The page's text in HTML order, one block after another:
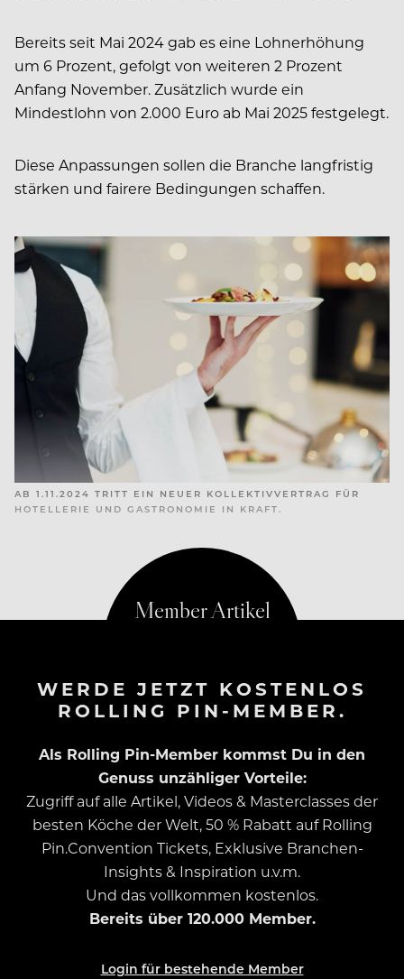
Bereits seit Mai 2024 gab es eine Lohnerhöhung
um 6 Prozent, gefolgt von weiteren 2 Prozent
Anfang November. Zusätzlich wurde ein
Mindestlohn von 2.000 Euro ab Mai 2025 festgelegt.
Diese Anpassungen sollen die Branche langfristig
stärken und fairere Bedingungen schaffen.
AB 1.11.2024 TRITT EIN NEUER KOLLEKTIVVERTRAG FÜR
HOTELLERIE UND GASTRONOMIE IN KRAFT.
WERDE JETZT KOSTENLOS
ROLLING PIN-MEMBER.
Als Rolling Pin-Member kommst Du in den
Genuss unzähliger Vorteile:
Zugriff auf alle Artikel, Videos & Masterclasses der
besten Köche der Welt, 50 % Rabatt auf Rolling
Pin.Convention Tickets, Exklusive Branchen-
Insights & Inspiration u.v.m.
Und das vollkommen kostenlos.
Bereits über 120.000 Member.
Login für bestehende Member